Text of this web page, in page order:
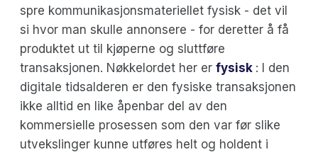
spre kommunikasjonsmateriellet fysisk - det vil
si hvor man skulle annonsere - for deretter å få
produktet ut til kjøperne og sluttføre
transaksjonen. Nøkkelordet her er fysisk : I den
digitale tidsalderen er den fysiske transaksjonen
ikke alltid en like åpenbar del av den
kommersielle prosessen som den var før slike
utvekslinger kunne utføres helt og holdent i